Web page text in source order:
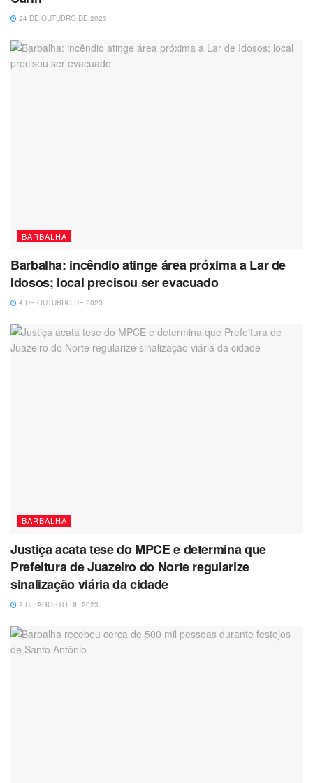
24 DE OUTUBRO DE 2023
BARBALHA
Barbalha: incêndio atinge área próxima a Lar de
Idosos; local precisou ser evacuado
4 DE OUTUBRO DE 2023
BARBALHA
Justiça acata tese do MPCE e determina que
Prefeitura de Juazeiro do Norte regularize
sinalização viária da cidade
2 DE AGOSTO DE 2023